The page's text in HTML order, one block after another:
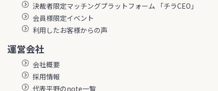
決裁者限定マッチングプラットフォーム 「チラCEO」
会員様限定イベント
利用したお客様からの声
運営会社
会社概要
採用情報
代表平野のnote一覧